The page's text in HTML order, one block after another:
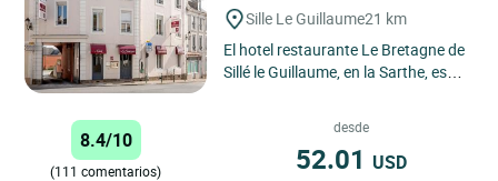
Sille Le Guillaume21 km
El hotel restaurante Le Bretagne de
Sillé le Guillaume, en la Sarthe, es
8.4/10
(111 comentarios)
desde
52.01 USD